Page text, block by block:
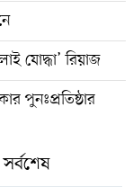
যোদ্ধা’ রিয়াজ
পুনঃপ্রতিষ্ঠার
সর্বশেষ